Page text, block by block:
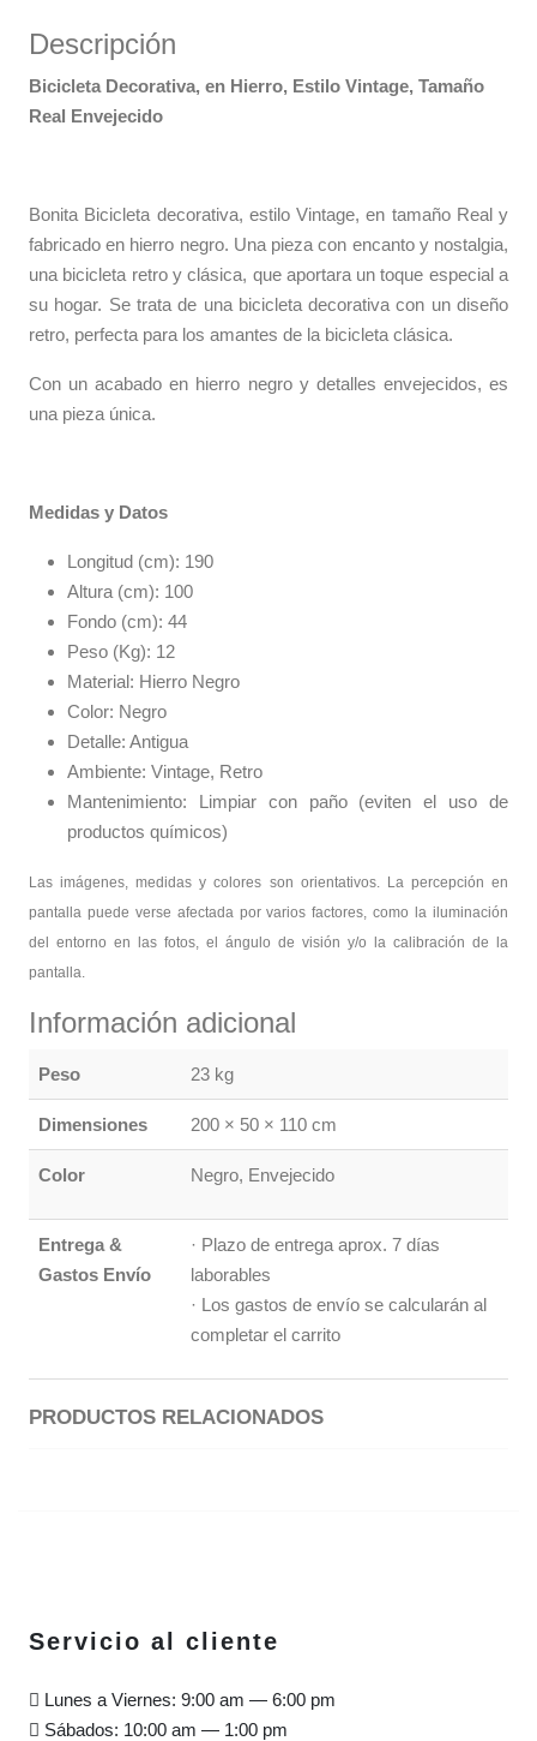
Descripción
Bicicleta Decorativa, en Hierro, Estilo Vintage, Tamaño
Real Envejecido
Bonita Bicicleta decorativa, estilo Vintage, en tamaño Real y
fabricado en hierro negro. Una pieza con encanto y nostalgia,
una bicicleta retro y clásica, que aportara un toque especial a
su hogar. Se trata de una bicicleta decorativa con un diseño
retro, perfecta para los amantes de la bicicleta clásica.
Con un acabado en hierro negro y detalles envejecidos, es
una pieza única.
Medidas y Datos
Longitud (cm): 190
Altura (cm): 100
Fondo (cm): 44
Peso (Kg): 12
Material: Hierro Negro
Color: Negro
Detalle: Antigua
Ambiente: Vintage, Retro
Mantenimiento: Limpiar con paño (eviten el uso de
productos químicos)
Las imágenes, medidas y colores son orientativos. La percepción en
pantalla puede verse afectada por varios factores, como la iluminación
del entorno en las fotos, el ángulo de visión y/o la calibración de la
pantalla.
Información adicional
Peso 23 kg
Dimensiones 200 × 50 × 110 cm
Color Negro, Envejecido
Entrega &
Gastos Envío
· Plazo de entrega aprox. 7 días
laborables
· Los gastos de envío se calcularán al
completar el carrito
PRODUCTOS RELACIONADOS
Servicio al cliente
Lunes a Viernes: 9:00 am — 6:00 pm
Sábados: 10:00 am — 1:00 pm